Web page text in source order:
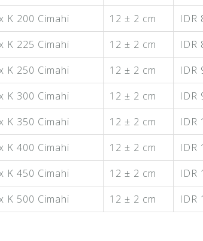
K 200 Cimahi 12 ± 2 cm
IDR
K 225 Cimahi 12 ± 2 cm
IDR
K 250 Cimahi 12 ± 2 cm
IDR
K 300 Cimahi 12 ± 2 cm
IDR
K 350 Cimahi 12 ± 2 cm
IDR
K 400 Cimahi 12 ± 2 cm
IDR
K 450 Cimahi 12 ± 2 cm
IDR
K 500 Cimahi 12 ± 2 cm IDR